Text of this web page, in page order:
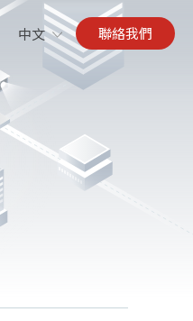
中文 聯絡我們